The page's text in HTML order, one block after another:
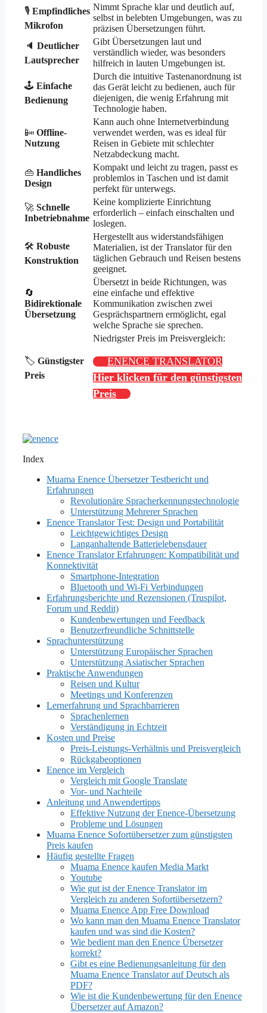
🎙️ Empfindliches
Mikrofon
Nimmt Sprache klar und deutlich auf,
selbst in belebten Umgebungen, was zu
präzisen Übersetzungen führt.
🔈 Deutlicher
Lautsprecher
Gibt Übersetzungen laut und
verständlich wieder, was besonders
hilfreich in lauten Umgebungen ist.
🕹️ Einfache
Bedienung
Durch die intuitive Tastenanordnung ist
das Gerät leicht zu bedienen, auch für
diejenigen, die wenig Erfahrung mit
Technologie haben.
📴 Offline-
Nutzung
Kann auch ohne Internetverbindung
verwendet werden, was es ideal für
Reisen in Gebiete mit schlechter
Netzabdeckung macht.
👜 Handliches
Design
Kompakt und leicht zu tragen, passt es
problemlos in Taschen und ist damit
perfekt für unterwegs.
🚀 Schnelle
Inbetriebnahme
Keine komplizierte Einrichtung
erforderlich – einfach einschalten und
loslegen.
🛠️ Robuste
Konstruktion
Hergestellt aus widerstandsfähigen
Materialien, ist der Translator für den
täglichen Gebrauch und Reisen bestens
geeignet.
🔄
Bidirektionale
Übersetzung
Übersetzt in beide Richtungen, was
eine einfache und effektive
Kommunikation zwischen zwei
Gesprächspartnern ermöglicht, egal
welche Sprache sie sprechen.
🏷️ Günstigster
Preis
Niedrigster Preis im Preisvergleich:
ENENCE TRANSLATOR
Hier klicken für den günstigsten
Preis
Index
Muama Enence Übersetzer Testbericht und
Erfahrungen
Revolutionäre Spracherkennungstechnologie
Unterstützung Mehrerer Sprachen
Enence Translator Test: Design und Portabilität
Leichtgewichtiges Design
Langanhaltende Batterielebensdauer
Enence Translator Erfahrungen: Kompatibilität und
Konnektivität
Smartphone-Integration
Bluetooth und Wi-Fi Verbindungen
Erfahrungsberichte und Rezensionen (Truspilot,
Forum und Reddit)
Kundenbewertungen und Feedback
Benutzerfreundliche Schnittstelle
Sprachunterstützung
Unterstützung Europäischer Sprachen
Unterstützung Asiatischer Sprachen
Praktische Anwendungen
Reisen und Kultur
Meetings und Konferenzen
Lernerfahrung und Sprachbarrieren
Sprachenlernen
Verständigung in Echtzeit
Kosten und Preise
Preis-Leistungs-Verhältnis und Preisvergleich
Rückgabeoptionen
Enence im Vergleich
Vergleich mit Google Translate
Vor- und Nachteile
Anleitung und Anwendertipps
Effektive Nutzung der Enence-Übersetzung
Probleme und Lösungen
Muama Enence Sofortübersetzer zum günstigsten
Preis kaufen
Häufig gestellte Fragen
Muama Enence kaufen Media Markt
Youtube
Wie gut ist der Enence Translator im
Vergleich zu anderen Sofortübersetzern?
Muama Enence App Free Download
Wo kann man den Muama Enence Translator
kaufen und was sind die Kosten?
Wie bedient man den Enence Übersetzer
korrekt?
Gibt es eine Bedienungsanleitung für den
Muama Enence Translator auf Deutsch als
PDF?
Wie ist die Kundenbewertung für den Enence
Übersetzer auf Amazon?